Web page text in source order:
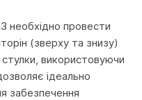
необхідно провести
(зверху та знизу)
використовуючи
ідеально
забезпечення